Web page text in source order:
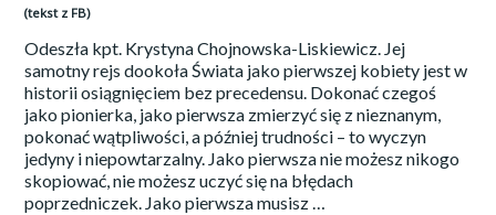
(tekst z FB)
Odeszła kpt. Krystyna Chojnowska-Liskiewicz. Jej
samotny rejs dookoła Świata jako pierwszej kobiety jest w
historii osiągnięciem bez precedensu. Dokonać czegoś
jako pionierka, jako pierwsza zmierzyć się z nieznanym,
pokonać wątpliwości, a później trudności – to wyczyn
jedyny i niepowtarzalny. Jako pierwsza nie możesz nikogo
skopiować, nie możesz uczyć się na błędach
poprzedniczek. Jako pierwsza musisz …